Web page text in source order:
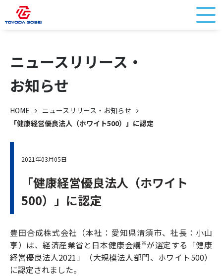
ニュースリリース・
お知らせ
HOME
ニュースリリース・お知らせ
「健康経営優良法人（ホワイト500）」に認定
2021年03月05日
「健康経営優良法人（ホワイト
500）」に認定
豊田合成株式会社（本社：愛知県清須市、社長：小山
享）は、経済産業省と日本健康会議※が選定する「健康
経営優良法人2021」（大規模法人部門、ホワイト500）
に認定されました。